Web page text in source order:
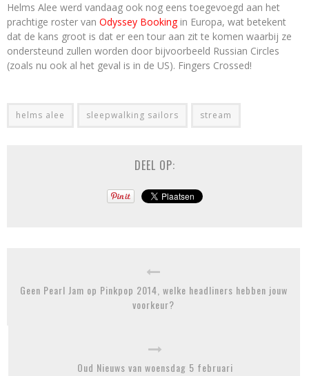
Helms Alee werd vandaag ook nog eens toegevoegd aan het
prachtige roster van Odyssey Bookingin Europa, wat betekent
dat de kans groot is dat er een tour aan zit te komen waarbij ze
ondersteund zullen worden door bijvoorbeeld Russian Circles
(zoals nu ook al het geval is in de US). Fingers Crossed!
helms alee sleepwalking sailors stream
DEEL OP:
Geen Pearl Jam op Pinkpop 2014, welke headliners hebben jouw
voorkeur?
Oud Nieuws van woensdag 5 februari